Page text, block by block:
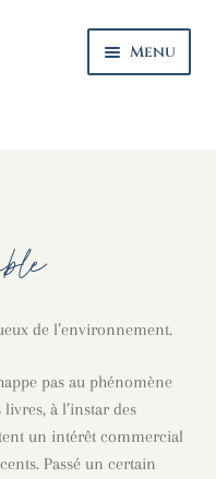
Menu
lettres oubliées
de l’environnement.
pas au phénomène
à l’instar des
un intérêt commercial
Passé un certain